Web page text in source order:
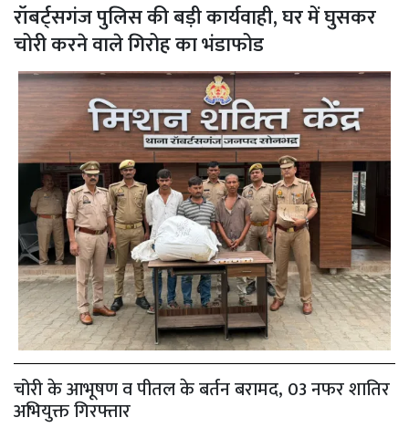
रॉबर्ट्सगंज पुलिस की बड़ी कार्यवाही, घर में घुसकर
चोरी करने वाले गिरोह का भंडाफोड
चोरी के आभूषण व पीतल के बर्तन बरामद, 03 नफर शातिर
अभियुक्त गिरफ्तार